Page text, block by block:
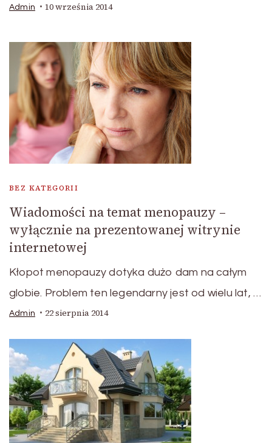
Admin 10 września 2014
BEZ KATEGORII
Wiadomości na temat menopauzy –
wyłącznie na prezentowanej witrynie
internetowej
Kłopot menopauzy dotyka dużo dam na całym
globie. Problem ten legendarny jest od wielu lat, …
Admin 22 sierpnia 2014